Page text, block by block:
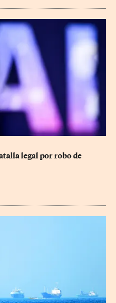
legal por robo de